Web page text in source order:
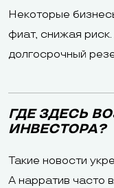
Некоторые
фиат, снижая
долгосрочный
ГДЕ ЗДЕСЬ
ИНВЕСТОРА?
Такие новости
А нарратив часто